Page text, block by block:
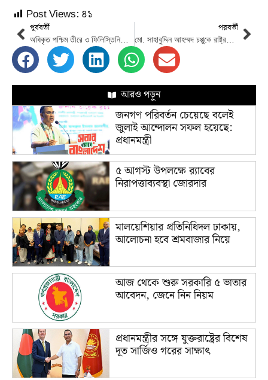
Post Views: ৪১
পূর্ববর্তী
অধিকৃত পশ্চিম তীরে ৩ ফিলিস্তিনিকে হত্যা করেছে ইসরায়েলি সেনারা
পরবর্তী
মো. সাহাবুদ্দিন আহম্মদ চপ্পুকে রাষ্ট্রপতি ঘোষণার প্রক্রিয়া বৈধ: হাইকোর্ট
আরও পড়ুন
জনগণ পরিবর্তন চেয়েছে বলেই
জুলাই আন্দোলন সফল হয়েছে:
প্রধানমন্ত্রী
৫ আগস্ট উপলক্ষে র‌্যাবের
নিরাপত্তাব্যবস্থা জোরদার
মালয়েশিয়ার প্রতিনিধিদল ঢাকায়,
আলোচনা হবে শ্রমবাজার নিয়ে
আজ থেকে শুরু সরকারি ৫ ভাতার
আবেদন, জেনে নিন নিয়ম
প্রধানমন্ত্রীর সঙ্গে যুক্তরাষ্ট্রের বিশেষ
দূত সার্জিও গরের সাক্ষাৎ